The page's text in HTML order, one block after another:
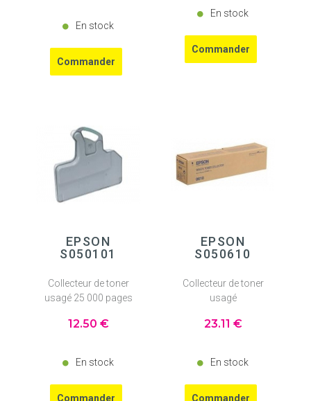
En stock
En stock
EPSON
S050101
Collecteur de toner
usagé 25 000 pages
12.50 €
En stock
EPSON
S050610
Collecteur de toner
usagé
23.11 €
En stock